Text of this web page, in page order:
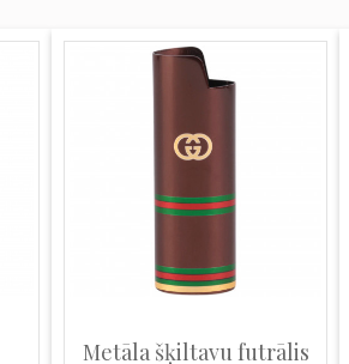
Metāla šķiltavu futrālis